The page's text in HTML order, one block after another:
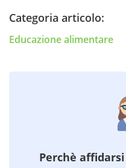
Categoria articolo:
Educazione alimentare
Perchè